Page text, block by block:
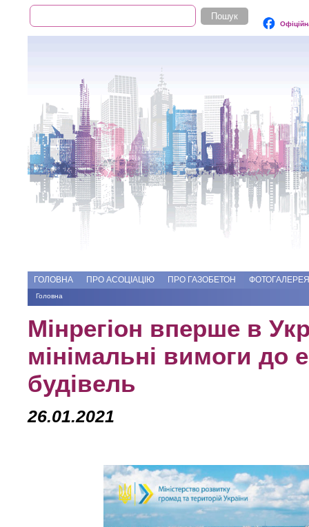
Пошукова форма
Пошук
ГОЛОВНА ПРО АСОЦІАЦІЮ ПРО ГАЗОБЕТОН ФОТОГАЛЕРЕЯ
Ви є тут
Головна
Мінрегіон вперше в
мінімальні вимоги до
будівель
26.01.2021